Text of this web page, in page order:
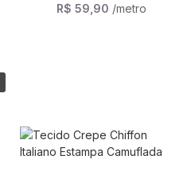
R$ 59,90 /metro